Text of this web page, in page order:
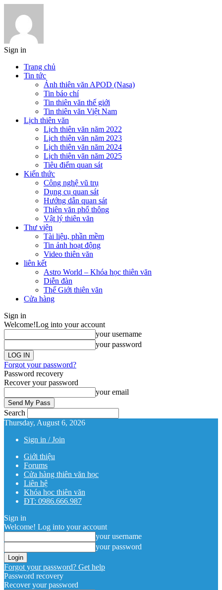
Sign in
Trang chủ
Tin tức
Ảnh thiên văn APOD (Nasa)
Tin báo chí
Tin thiên văn thế giới
Tin thiên văn Việt Nam
Lịch thiên văn
Lịch thiên văn năm 2022
Lịch thiên văn năm 2023
Lịch thiên văn năm 2024
Lịch thiên văn năm 2025
Tiêu điểm quan sát
Kiến thức
Công nghệ vũ trụ
Dụng cụ quan sát
Hướng dẫn quan sát
Thiên văn phổ thông
Vật lý thiên văn
Thư viện
Tài liệu, phần mềm
Tin ảnh hoạt động
Video thiên văn
liên kết
Astro World – Khóa học thiên văn
Diễn đàn
Thế Giới thiên văn
Cửa hàng
Sign in
Welcome!Log into your account
your username
your password
Forgot your password?
Password recovery
Recover your password
your email
Search
Thursday, August 6, 2026
Sign in / Join
Giới thiệu
Forums
Cửa hàng thiên văn học
Liên hệ
Khóa học thiên văn
ĐT: 0986.666.987
Sign in
Welcome! Log into your account
your username
your password
Forgot your password? Get help
Password recovery
Recover your password